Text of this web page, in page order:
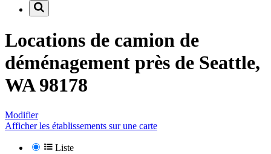
Locations de camion de
déménagement près de Seattle,
WA 98178
Modifier
Afficher les établissements sur une carte
Liste